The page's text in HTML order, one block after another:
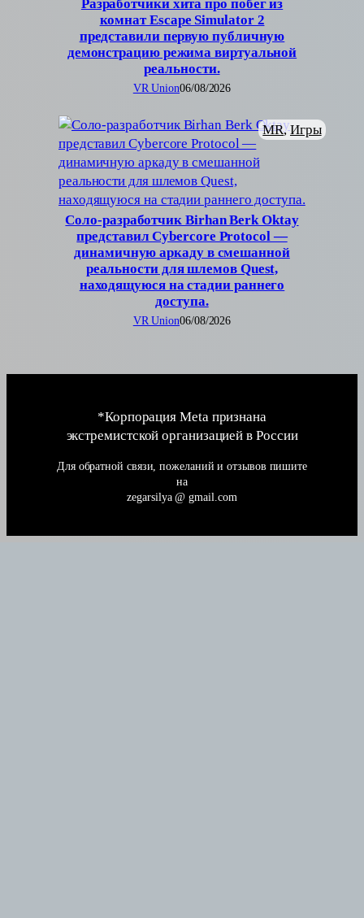
Разработчики хита про побег из
комнат Escape Simulator 2
представили первую публичную
демонстрацию режима виртуальной
реальности.
VR Union06/08/2026
Соло-разработчик Birhan Berk Oktay
представил Cybercore Protocol —
динамичную аркаду в смешанной
реальности для шлемов Quest,
находящуюся на стадии раннего
доступа.
MR, Игры
VR Union06/08/2026
*Корпорация Meta признана
экстремистской организацией в России
Для обратной связи, пожеланий и отзывов пишите
на
zegarsilya @ gmail.com